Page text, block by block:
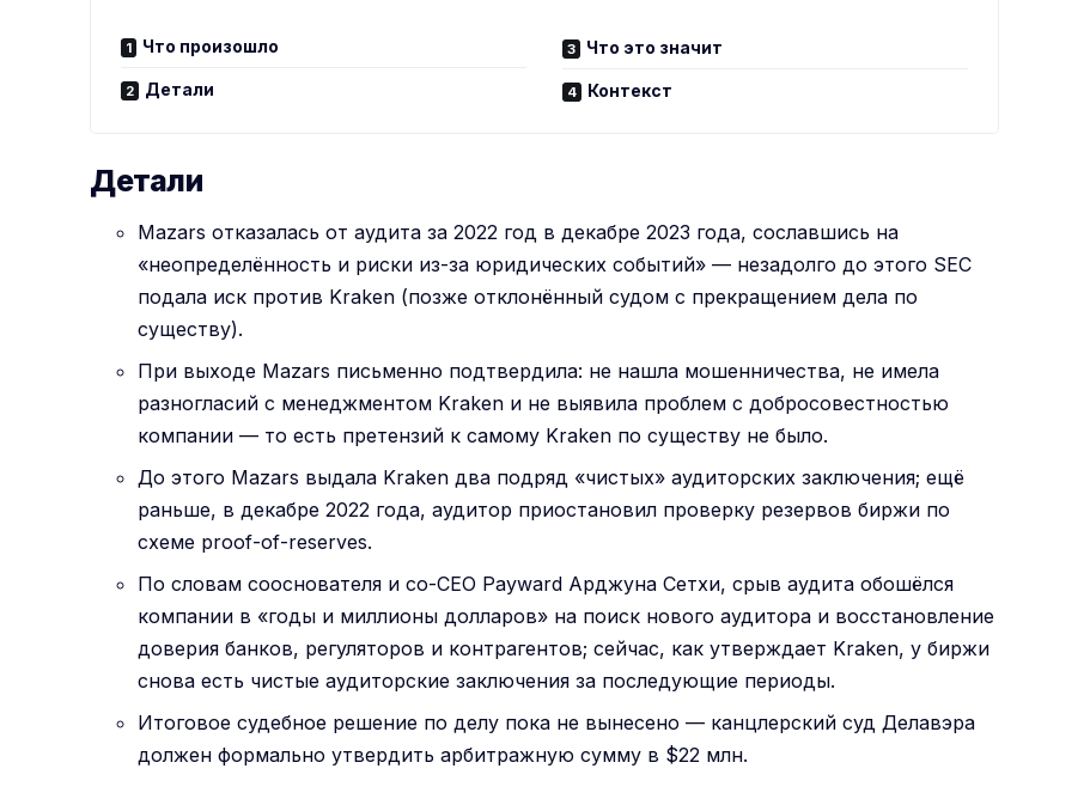
Что произошло
Детали
Что это значит
Контекст
Детали
Mazars отказалась от аудита за 2022 год в декабре 2023 года, сославшись на
«неопределённость и риски из-за юридических событий» — незадолго до этого SEC
подала иск против Kraken (позже отклонённый судом с прекращением дела по
существу).
При выходе Mazars письменно подтвердила: не нашла мошенничества, не имела
разногласий с менеджментом Kraken и не выявила проблем с добросовестностью
компании — то есть претензий к самому Kraken по существу не было.
До этого Mazars выдала Kraken два подряд «чистых» аудиторских заключения; ещё
раньше, в декабре 2022 года, аудитор приостановил проверку резервов биржи по
схеме proof-of-reserves.
По словам сооснователя и со-CEO Payward Арджуна Сетхи, срыв аудита обошёлся
компании в «годы и миллионы долларов» на поиск нового аудитора и восстановление
доверия банков, регуляторов и контрагентов; сейчас, как утверждает Kraken, у биржи
снова есть чистые аудиторские заключения за последующие периоды.
Итоговое судебное решение по делу пока не вынесено — канцлерский суд Делавэра
должен формально утвердить арбитражную сумму в $22 млн.